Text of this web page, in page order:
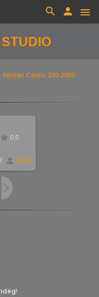
menu
person
search
Nissan Cedric 330 2000
1024x576
0.0
Szikla
!